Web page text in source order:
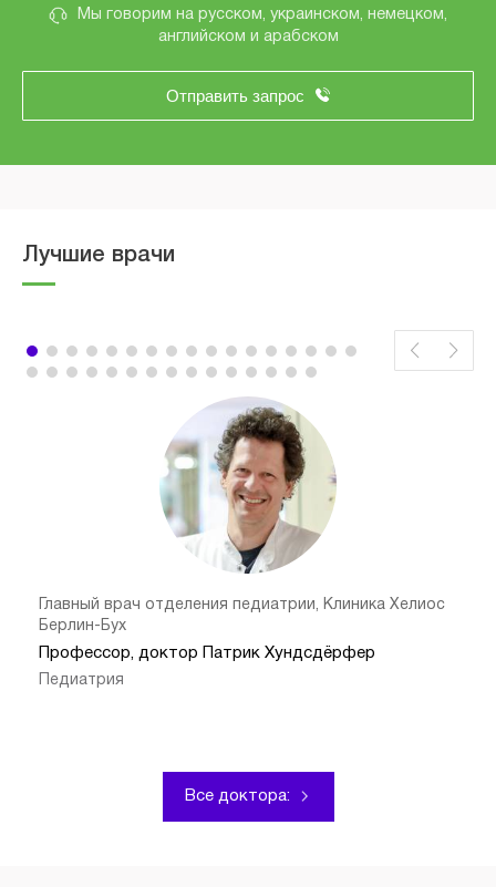
Мы говорим на русском, украинском, немецком,
английском и арабском
Отправить запрос
Лучшие врачи
Главный врач отделения педиатрии, Клиника Хелиос
Берлин-Бух
Профессор, доктор Патрик Хундсдёрфер
Педиатрия
Все доктора: